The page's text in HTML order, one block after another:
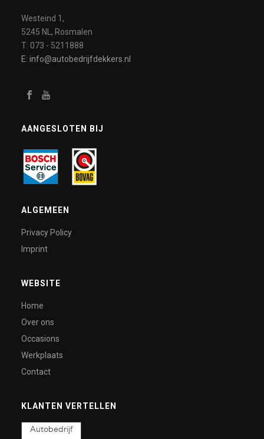
Westeind 1,
5245 NL, Rosmalen
T: 073 - 5211888
E: info@autobedrijfdekkers.nl
AANGESLOTEN BIJ
ALGEMEEN
Privacy Policy
Imprint
WEBSITE
Home
Over ons
Occasions
Werkplaats
Contact
KLANTEN VERTELLEN
Autobedrijf